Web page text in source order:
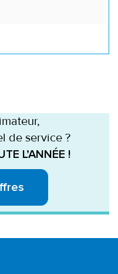
de service ?
L’ANNÉE !